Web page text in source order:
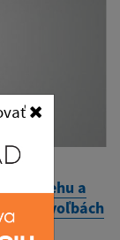
priebehu a
vo voľbách